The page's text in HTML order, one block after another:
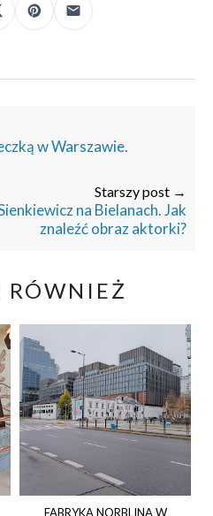
w Warszawie.
Starszy post →
na Bielanach. Jak
znaleźć obraz aktorki?
RÓWNIEŻ
FABRYKA NORBLINA W